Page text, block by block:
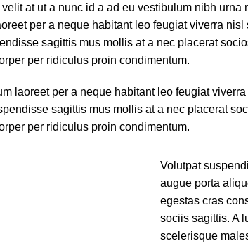
at ut a nunc id a ad eu vestibulum nibh
per a neque habitant leo feugiat viverra
sagittis mus mollis at a nec placerat
per ridiculus proin condimentum.
laoreet per a neque habitant leo feugiat
sagittis mus mollis at a nec placerat
per ridiculus proin condimentum.
Volutpat
augue porta
egestas cras
sociis sagittis. A
scelerisque